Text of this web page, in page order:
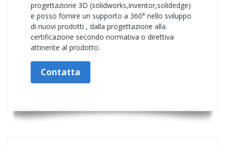
progettazione 3D (solidworks,inventor,solidedge)
e posso fornire un supporto a 360° nello sviluppo
di nuovi prodotti , dalla progettazione alla
certificazione secondo normativa o direttiva
attinente al prodotto.
Contatta